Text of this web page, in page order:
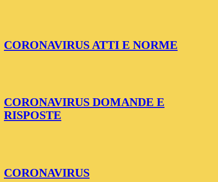
CORONAVIRUS ATTI E NORME
CORONAVIRUS DOMANDE E
RISPOSTE
CORONAVIRUS